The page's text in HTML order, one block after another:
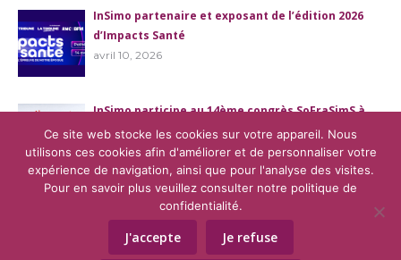
InSimo partenaire et exposant de l’édition 2026
d’Impacts Santé
avril 10, 2026
InSimo participe au 14ème congrès SoFraSimS à
Bordeaux
mars 25, 2026
Ce site web stocke les cookies sur votre appareil. Nous
utilisons ces cookies afin d'améliorer et de personnaliser votre
expérience de navigation, ainsi que pour l'analyse des visites.
Pour en savoir plus veuillez consulter notre politique de
confidentialité.
J'accepte Je refuse